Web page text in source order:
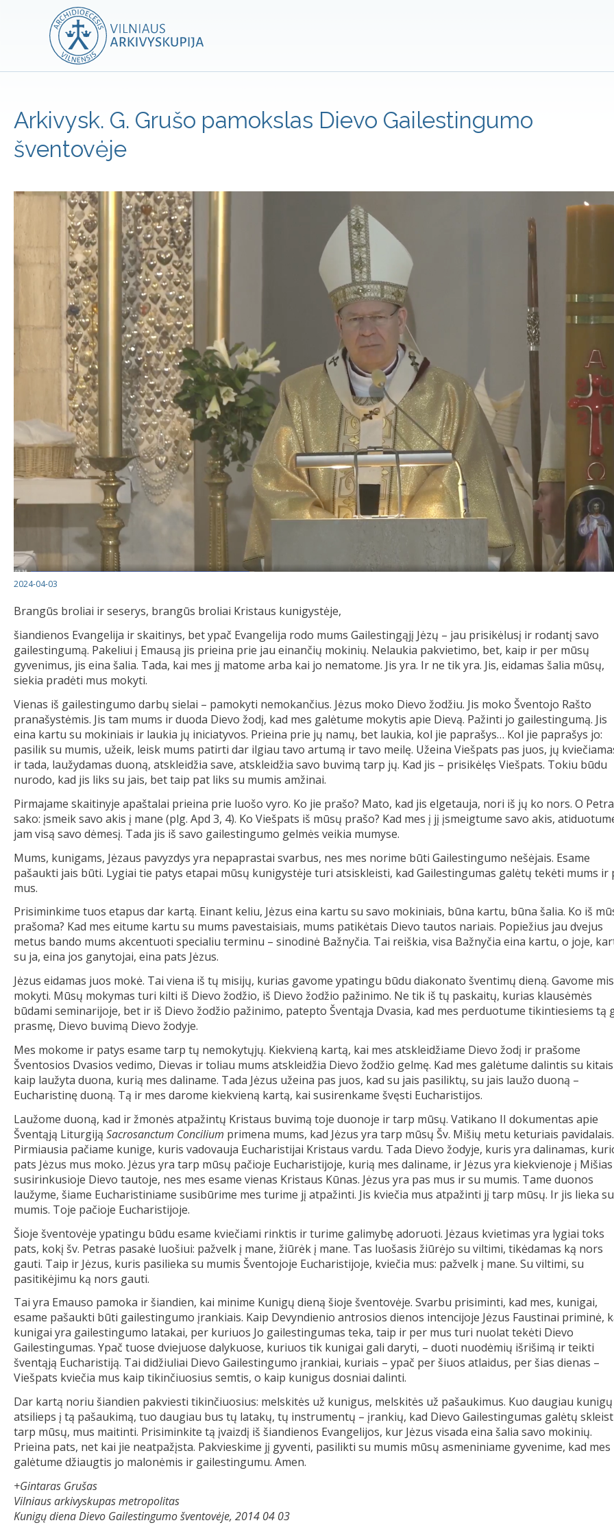
Arkivysk. G. Grušo pamokslas Dievo Gailestingumo
šventovėje
2024-04-03
Brangūs broliai ir seserys, brangūs broliai Kristaus kunigystėje,
šiandienos Evangelija ir skaitinys, bet ypač Evangelija rodo mums Gailestingąjį Jėzų – jau prisikėlusį ir rodantį savo
gailestingumą. Pakeliui į Emausą jis prieina prie jau einančių mokinių. Nelaukia pakvietimo, bet, kaip ir per mūsų
gyvenimus, jis eina šalia. Tada, kai mes jį matome arba kai jo nematome. Jis yra. Ir ne tik yra. Jis, eidamas šalia mūsų,
siekia pradėti mus mokyti.
Vienas iš gailestingumo darbų sielai – pamokyti nemokančius. Jėzus moko Dievo žodžiu. Jis moko Šventojo Rašto
pranašystėmis. Jis tam mums ir duoda Dievo žodį, kad mes galėtume mokytis apie Dievą. Pažinti jo gailestingumą. Jis
eina kartu su mokiniais ir laukia jų iniciatyvos. Prieina prie jų namų, bet laukia, kol jie paprašys… Kol jie paprašys jo:
pasilik su mumis, užeik, leisk mums patirti dar ilgiau tavo artumą ir tavo meilę. Užeina Viešpats pas juos, jų
ir tada, laužydamas duoną, atskleidžia save, atskleidžia savo buvimą tarp jų. Kad jis – prisikėlęs Viešpats. Tokiu būdu
nurodo, kad jis liks su jais, bet taip pat liks su mumis amžinai.
Pirmajame skaitinyje apaštalai prieina prie luošo vyro. Ko jie prašo? Mato, kad jis elgetauja, nori iš jų ko nors. O
sako: įsmeik savo akis į mane (plg. Apd 3, 4). Ko Viešpats iš mūsų prašo? Kad mes į jį įsmeigtume savo akis,
jam visą savo dėmesį. Tada jis iš savo gailestingumo gelmės veikia mumyse.
Mums, kunigams, Jėzaus pavyzdys yra nepaprastai svarbus, nes mes norime būti Gailestingumo nešėjais. Esame
pašaukti jais būti. Lygiai tie patys etapai mūsų kunigystėje turi atsiskleisti, kad Gailestingumas galėtų tekėti mums ir
mus.
Prisiminkime tuos etapus dar kartą. Einant keliu, Jėzus eina kartu su savo mokiniais, būna kartu, būna šalia. Ko iš
prašoma? Kad mes eitume kartu su mums pavestaisiais, mums patikėtais Dievo tautos nariais. Popiežius jau dvejus
metus bando mums akcentuoti specialiu terminu – sinodinė Bažnyčia. Tai reiškia, visa Bažnyčia eina kartu, o joje,
su ja, eina jos ganytojai, eina pats Jėzus.
Jėzus eidamas juos mokė. Tai viena iš tų misijų, kurias gavome ypatingu būdu diakonato šventimų dieną. Gavome
mokyti. Mūsų mokymas turi kilti iš Dievo žodžio, iš Dievo žodžio pažinimo. Ne tik iš tų paskaitų, kurias klausėmės
būdami seminarijoje, bet ir iš Dievo žodžio pažinimo, patepto Šventąja Dvasia, kad mes perduotume tikintiesiems tą
prasmę, Dievo buvimą Dievo žodyje.
Mes mokome ir patys esame tarp tų nemokytųjų. Kiekvieną kartą, kai mes atskleidžiame Dievo žodį ir prašome
Šventosios Dvasios vedimo, Dievas ir toliau mums atskleidžia Dievo žodžio gelmę. Kad mes galėtume dalintis su kitais
kaip laužyta duona, kurią mes daliname. Tada Jėzus užeina pas juos, kad su jais pasiliktų, su jais laužo duoną –
Eucharistinę duoną. Tą ir mes darome kiekvieną kartą, kai susirenkame švęsti Eucharistijos.
Laužome duoną, kad ir žmonės atpažintų Kristaus buvimą toje duonoje ir tarp mūsų. Vatikano II dokumentas apie
Šventąją Liturgiją Sacrosanctum Concilium primena mums, kad Jėzus yra tarp mūsų Šv. Mišių metu keturiais pavidalais.
Pirmiausia pačiame kunige, kuris vadovauja Eucharistijai Kristaus vardu. Tada Dievo žodyje, kuris yra dalinamas,
pats Jėzus mus moko. Jėzus yra tarp mūsų pačioje Eucharistijoje, kurią mes daliname, ir Jėzus yra kiekvienoje į Mišias
susirinkusioje Dievo tautoje, nes mes esame vienas Kristaus Kūnas. Jėzus yra pas mus ir su mumis. Tame duonos
laužyme, šiame Eucharistiniame susibūrime mes turime jį atpažinti. Jis kviečia mus atpažinti jį tarp mūsų. Ir jis lieka su
mumis. Toje pačioje Eucharistijoje.
Šioje šventovėje ypatingu būdu esame kviečiami rinktis ir turime galimybę adoruoti. Jėzaus kvietimas yra lygiai toks
pats, kokį šv. Petras pasakė luošiui: pažvelk į mane, žiūrėk į mane. Tas luošasis žiūrėjo su viltimi, tikėdamas ką nors
gauti. Taip ir Jėzus, kuris pasilieka su mumis Šventojoje Eucharistijoje, kviečia mus: pažvelk į mane. Su viltimi, su
pasitikėjimu ką nors gauti.
Tai yra Emauso pamoka ir šiandien, kai minime Kunigų dieną šioje šventovėje. Svarbu prisiminti, kad mes, kunigai,
esame pašaukti būti gailestingumo įrankiais. Kaip Devyndienio antrosios dienos intencijoje Jėzus Faustinai priminė,
kunigai yra gailestingumo latakai, per kuriuos Jo gailestingumas teka, taip ir per mus turi nuolat tekėti Dievo
Gailestingumas. Ypač tuose dviejuose dalykuose, kuriuos tik kunigai gali daryti, – duoti nuodėmių išrišimą ir teikti
šventąją Eucharistiją. Tai didžiuliai Dievo Gailestingumo įrankiai, kuriais – ypač per šiuos atlaidus, per šias dienas –
Viešpats kviečia mus kaip tikinčiuosius semtis, o kaip kunigus dosniai dalinti.
Dar kartą noriu šiandien pakviesti tikinčiuosius: melskitės už kunigus, melskitės už pašaukimus. Kuo daugiau kunigų
atsilieps į tą pašaukimą, tuo daugiau bus tų latakų, tų instrumentų – įrankių, kad Dievo Gailestingumas galėtų
tarp mūsų, mus maitinti. Prisiminkite tą įvaizdį iš šiandienos Evangelijos, kur Jėzus visada eina šalia savo mokinių.
Prieina pats, net kai jie neatpažįsta. Pakvieskime jį gyventi, pasilikti su mumis mūsų asmeniniame gyvenime, kad mes
galėtume džiaugtis jo malonėmis ir gailestingumu. Amen.
+Gintaras Grušas
Vilniaus arkivyskupas metropolitas
Kunigų diena Dievo Gailestingumo šventovėje, 2014 04 03